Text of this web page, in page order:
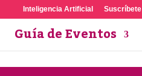
Inteligencia Artificial Suscríbete
Guía de Eventos